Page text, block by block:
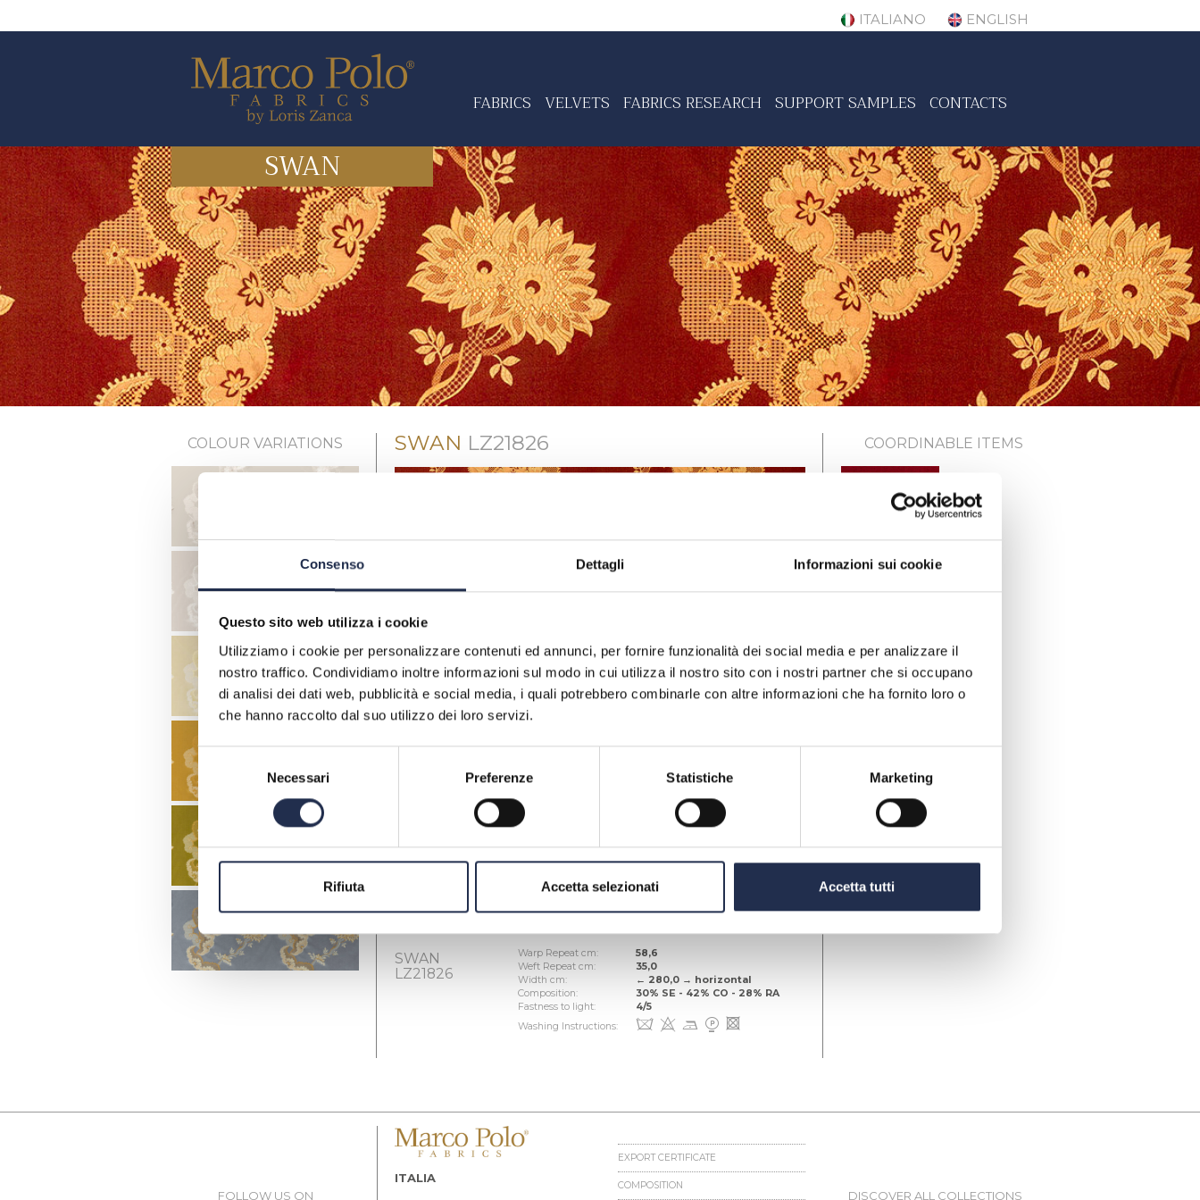
Consenso Dettagli Informazioni sui cookie
Questo sito web utilizza i cookie
Utilizziamo i cookie per personalizzare contenuti ed annunci, per fornire funzionalità dei social media e per analizzare il
nostro traffico. Condividiamo inoltre informazioni sul modo in cui utilizza il nostro sito con i nostri partner che si occupano
di analisi dei dati web, pubblicità e social media, i quali potrebbero combinarle con altre informazioni che ha fornito loro o
che hanno raccolto dal suo utilizzo dei loro servizi.
del
consenso
Necessari Preferenze Statistiche Marketing
Rifiuta Accetta selezionati Accetta tutti
ITALIANOFabrics
ITALIANO ENGLISH
FABRICS VELVETS FABRICS RESEARCH SUPPORT SAMPLES CONTACTS
SWAN
COLOUR VARIATIONS SWAN LZ21826
SWAN
LZ21826
Warp Repeat cm:
58,6
Weft Repeat cm:
35,0
Width cm:
← 280,0 → horizontal
Composition:
30% SE - 42% CO - 28% RA
Fastness to light:
4/5
Washing Instructions:
d H D M R
COORDINABLE ITEMS
FOLLOW US ON
ITALIA
EXPORT CERTIFICATE
COMPOSITION
DISCOVER ALL COLLECTIONS